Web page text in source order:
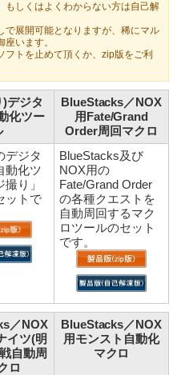
しくはよくわからない方は自己解
展開可能となりますが、稀にマル
います。
フトを止めて頂くか、zip版をご利
デジタ
化ツー
BlueStacks／NOX
用Fate/Grand
Order周回マクロ
デジタ
動化ツ
り」
ットで
BlueStacks及び
NOX用の
Fate/Grand Order
の各種クエストを
自動周回するマク
ロツールのセット
です。
／NOX
イツ(明
自動周
ロ
BlueStacks／NOX
用モンスト自動化
マクロ